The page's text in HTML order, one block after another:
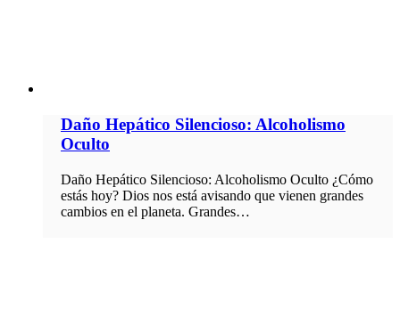
Daño Hepático Silencioso: Alcoholismo
Oculto
Daño Hepático Silencioso: Alcoholismo Oculto ¿Cómo
estás hoy? Dios nos está avisando que vienen grandes
cambios en el planeta. Grandes…